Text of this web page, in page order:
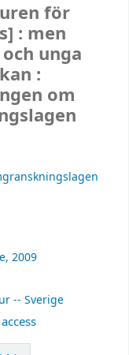
för
: men
unga
:
om
2009
-- Sverige